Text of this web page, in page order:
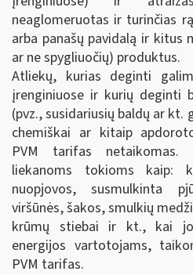
neaglomeruotas ir turinčias
arba panašų pavidalą ir kitus
ar ne spygliuočių) produktus.
Atliekų, kurias deginti
įrenginiuose ir kurių deginti
(pvz., susidariusių baldų ar kt.
chemiškai ar kitaip
PVM tarifas
liekanoms tokioms kaip:
nuopjovos, susmulkinta
viršūnės, šakos, smulkių
krūmų stiebai ir kt., kai
energijos vartotojams,
PVM tarifas.